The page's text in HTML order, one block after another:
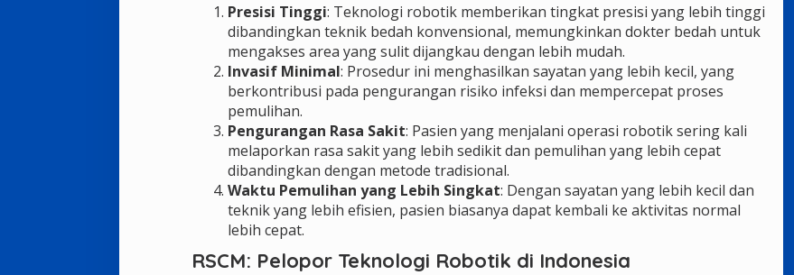
Presisi Tinggi: Teknologi robotik memberikan tingkat presisi yang lebih tinggi
dibandingkan teknik bedah konvensional, memungkinkan dokter bedah untuk
mengakses area yang sulit dijangkau dengan lebih mudah.
Invasif Minimal: Prosedur ini menghasilkan sayatan yang lebih kecil, yang
berkontribusi pada pengurangan risiko infeksi dan mempercepat proses
pemulihan.
Pengurangan Rasa Sakit: Pasien yang menjalani operasi robotik sering kali
melaporkan rasa sakit yang lebih sedikit dan pemulihan yang lebih cepat
dibandingkan dengan metode tradisional.
Waktu Pemulihan yang Lebih Singkat: Dengan sayatan yang lebih kecil dan
teknik yang lebih efisien, pasien biasanya dapat kembali ke aktivitas normal
lebih cepat.
RSCM: Pelopor Teknologi Robotik di Indonesia